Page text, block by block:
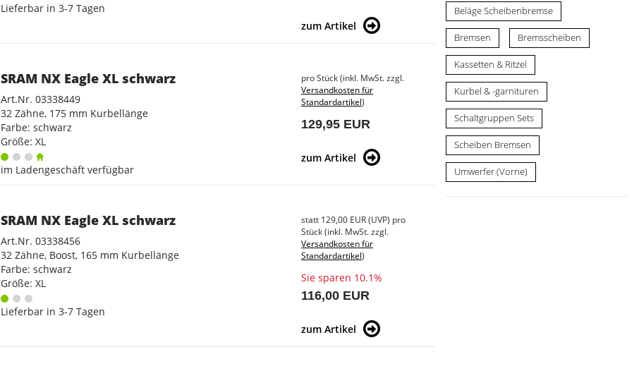
Lieferbar in 3-7 Tagen
zum Artikel
SRAM NX Eagle XL schwarz
Art.Nr. 03338449
32 Zähne, 175 mm Kurbellänge
Farbe: schwarz
Größe: XL
im Ladengeschäft verfügbar
pro Stück (inkl. MwSt. zzgl.
Versandkosten für
Standardartikel)
129,95 EUR
zum Artikel
SRAM NX Eagle XL schwarz
Art.Nr. 03338456
32 Zähne, Boost, 165 mm Kurbellänge
Farbe: schwarz
Größe: XL
Lieferbar in 3-7 Tagen
statt 129,00 EUR(UVP) pro
Stück (inkl. MwSt. zzgl.
Versandkosten für
Standardartikel)
Sie sparen 10.1%
116,00 EUR
zum Artikel
Beläge Scheibenbremse
Bremsen Bremsscheiben
Kassetten & Ritzel
Kurbel & -garnituren
Schaltgruppen Sets
Scheiben Bremsen
Umwerfer (Vorne)